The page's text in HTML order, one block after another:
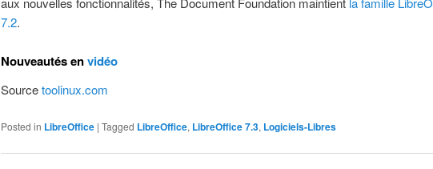
7.2.
Nouveautés envidéo
Sourcetoolinux.com
Posted in LibreOffice | Tagged LibreOffice, LibreOffice 7.3, Logiciels-Libres